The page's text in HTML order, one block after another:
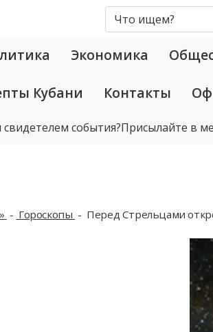
Экономика
Кубани Контакты
свидетелем события?Присылайте в
Гороскопы Перед Стрельцами